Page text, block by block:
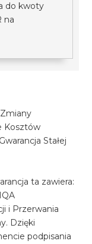
do kwoty
na
Kosztów
Stałej
ta zawiera:
i Przerwania
Dzięki
podpisania